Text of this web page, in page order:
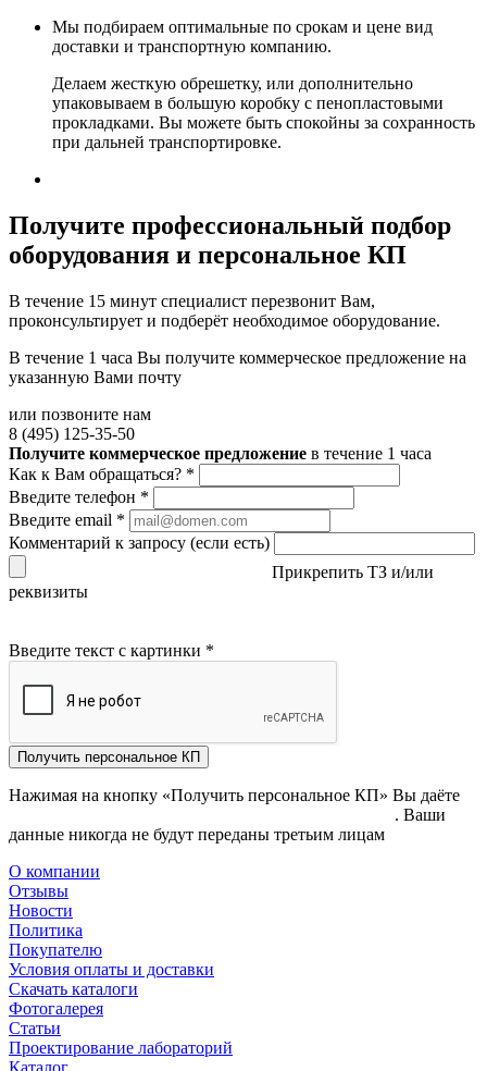
Мы подбираем оптимальные по срокам и цене вид
доставки и транспортную компанию.
Делаем жесткую обрешетку, или дополнительно
упаковываем в большую коробку с пенопластовыми
прокладками. Вы можете быть спокойны за сохранность
при дальней транспортировке.
Получите профессиональный подбор
оборудования и персональное КП
В течение 15 минут специалист перезвонит Вам,
проконсультирует и подберёт необходимое оборудование.
В течение 1 часа Вы получите коммерческое предложение на
указанную Вами почту
или позвоните нам
8 (495) 125-35-50
Получите коммерческое предложение в течение 1 часа
Как к Вам обращаться? *
Введите телефон *
Введите email *
Комментарий к запросу (если есть)
Прикрепить ТЗ и/или
реквизиты
Введите текст с картинки *
Получить персональное КП
Нажимая на кнопку «Получить персональное КП» Вы даёте
. Ваши
данные никогда не будут переданы третьим лицам
О компании
Отзывы
Новости
Политика
Покупателю
Условия оплаты и доставки
Скачать каталоги
Фотогалерея
Статьи
Проектирование лабораторий
Каталог